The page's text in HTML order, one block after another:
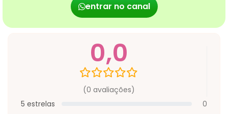
entrar no canal
0,0
(0 avaliações)
5 estrelas
0